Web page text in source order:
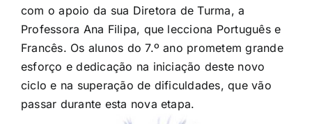
com o apoio da sua Diretora de Turma, a
Professora Ana Filipa, que lecciona Português e
Francês. Os alunos do 7.º ano prometem grande
esforço e dedicação na iniciação deste novo
ciclo e na superação de dificuldades, que vão
passar durante esta nova etapa.